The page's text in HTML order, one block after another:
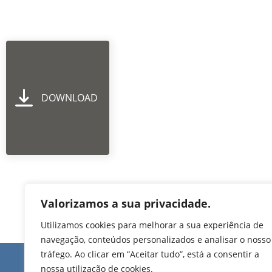
Valorizamos a sua privacidade.
Utilizamos cookies para melhorar a sua experiência de
navegação, conteúdos personalizados e analisar o nosso
tráfego. Ao clicar em “Aceitar tudo”, está a consentir a
nossa utilização de cookies.
DOWNLOAD
Edifício de Jovim